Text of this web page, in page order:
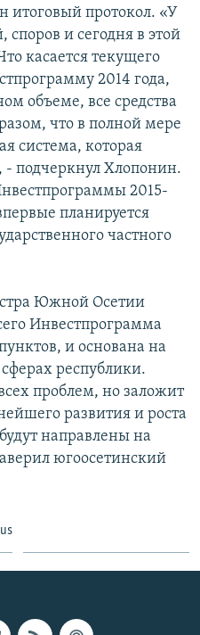
итоговый протокол. «У
и сегодня в этой
касается текущего
2014 года,
объеме, все средства
что в полной мере
система, которая
- подчеркнул Хлопонин.
2015-
планируется
частного
Южной Осетии
Инвестпрограмма
и основана на
республики.
проблем, но заложит
развития и роста
направлены на
югоосетинский